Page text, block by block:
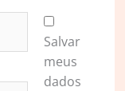
Salvar
meus
dados